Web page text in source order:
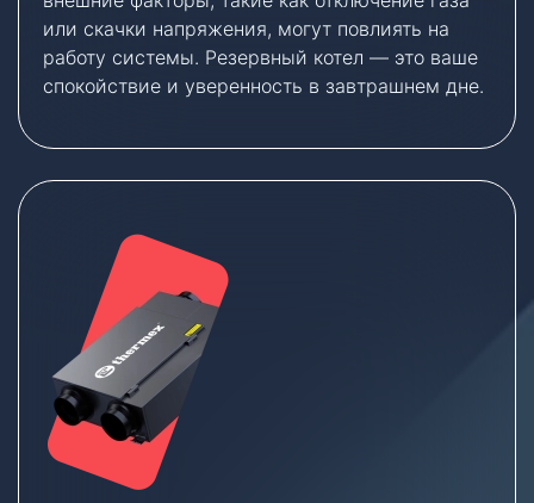
или скачки напряжения, могут повлиять на
работу системы. Резервный котел — это ваше
спокойствие и уверенность в завтрашнем дне.